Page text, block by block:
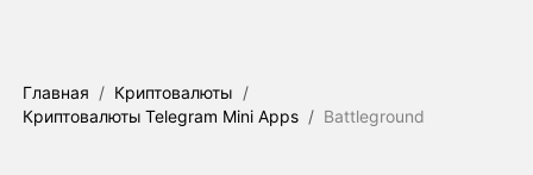
Главная / Криптовалюты /
Криптовалюты Telegram Mini Apps / Battleground